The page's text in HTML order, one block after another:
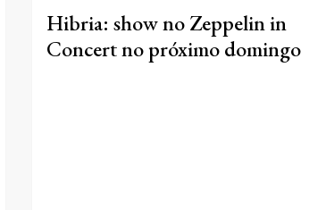
Hibria: show no Zeppelin in
Concert no próximo domingo